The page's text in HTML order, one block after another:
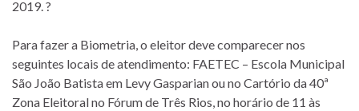
2019. ?
Para fazer a Biometria, o eleitor deve comparecer nos
seguintes locais de atendimento: FAETEC – Escola Municipal
São João Batista em Levy Gasparian ou no Cartório da 40ª
Zona Eleitoral no Fórum de Três Rios, no horário de 11 às